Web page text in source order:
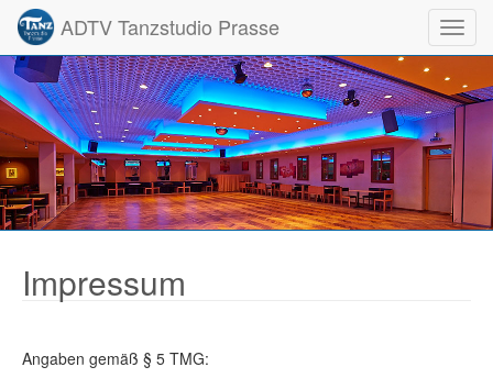
ADTV Tanzstudio Prasse
Impressum
Angaben gemäß § 5 TMG: